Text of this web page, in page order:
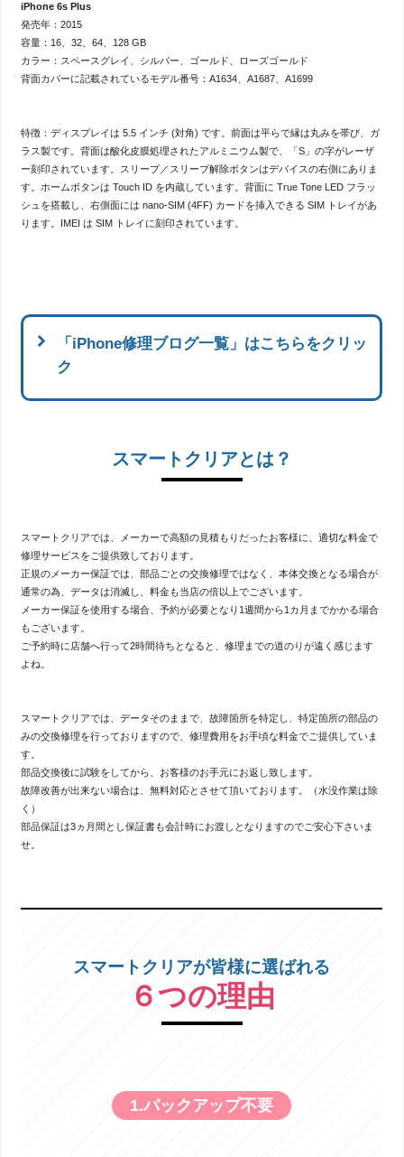
iPhone 6s Plus
発売年：2015
容量：16、32、64、128 GB
カラー：スペースグレイ、シルバー、ゴールド、ローズゴールド
背面カバーに記載されているモデル番号：A1634、A1687、A1699
特徴：ディスプレイは 5.5 インチ (対角) です。前面は平らで縁は丸みを帯び、ガ
ラス製です。背面は酸化皮膜処理されたアルミニウム製で、「S」の字がレーザ
ー刻印されています。スリープ／スリープ解除ボタンはデバイスの右側にありま
す。ホームボタンは Touch ID を内蔵しています。背面に True Tone LED フラッ
シュを搭載し、右側面には nano-SIM (4FF) カードを挿入できる SIM トレイがあ
ります。IMEI は SIM トレイに刻印されています。
「iPhone修理ブログ一覧」はこちらをクリッ
ク
iPhone14Proのバッテリー交換承り
ました！
交換です！バッテリーはあくまでも消耗品で
す。交換の目安は２年前後、最大容量80％を切ったらという目安はあ
りますが使用状況や環境などによってもバッテリーの劣化は大きく変
わ […]
た！
換の目安は２年前後、最大容量80％を切ったらという目安はあります
が使用状況や環境などによってもバッテリーの劣化は大きく変わりま
す […]
iPhone11のバッテリー交換承りまし
投稿: 2026-08-01
す […]
iPhoneSE3のバッテリー交換承りま
した！
投稿: 2026-07-30
今回ご紹介するのはiPhoneSE3のバッテリー交
スマートクリアとは？
スマートクリアでは、メーカーで高額の見積もりだったお客様に、適切な料金で
修理サービスをご提供致しております。
正規のメーカー保証では、部品ごとの交換修理ではなく、本体交換となる場合が
通常の為、データは消滅し、料金も当店の倍以上でございます。
メーカー保証を使用する場合、予約が必要となり1週間から1カ月までかかる場合
もございます。
ご予約時に店舗へ行って2時間待ちとなると、修理までの道のりが遠く感じます
よね。
スマートクリアでは、データそのままで、故障箇所を特定し、特定箇所の部品の
みの交換修理を行っておりますので、修理費用をお手頃な料金でご提供していま
す。
部品交換後に試験をしてから、お客様のお手元にお返し致します。
故障改善が出来ない場合は、無料対応とさせて頂いております。（水没作業は除
く）
部品保証は3ヵ月間とし保証書も会計時にお渡しとなりますのでご安心下さいま
せ。
スマートクリアが皆様に選ばれる
６つの理由
1.バックアップ不要